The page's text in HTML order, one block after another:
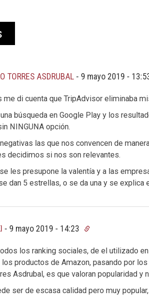
TORRES ASDRUBAL- 9 mayo 2019 -
me di cuenta que TripAdvisor eliminaba
búsqueda en Google Play y los
NINGUNA opción.
las que nos convencen de
decidimos si nos son relevantes.
les presupone la valentía y a las
dan 5 estrellas, o se da una y se explica
- 9 mayo 2019 - 14:23
los ranking sociales, de el utilizado
productos de Amazon, pasando por
Asdrubal, es que valoran popularidad y
ser de escasa calidad pero muy